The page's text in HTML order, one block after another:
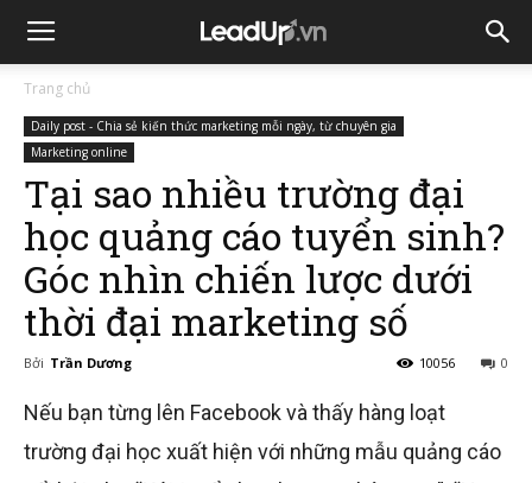
Trang chủ
Daily post - Chia sẻ kiến thức marketing mỗi ngày, từ chuyên gia
Marketing online
Tại sao nhiều trường đại
học quảng cáo tuyển sinh?
Góc nhìn chiến lược dưới
thời đại marketing số
Bởi Trần Dương 0
10056
Nếu bạn từng lên Facebook và thấy hàng loạt
trường đại học xuất hiện với những mẫu quảng cáo